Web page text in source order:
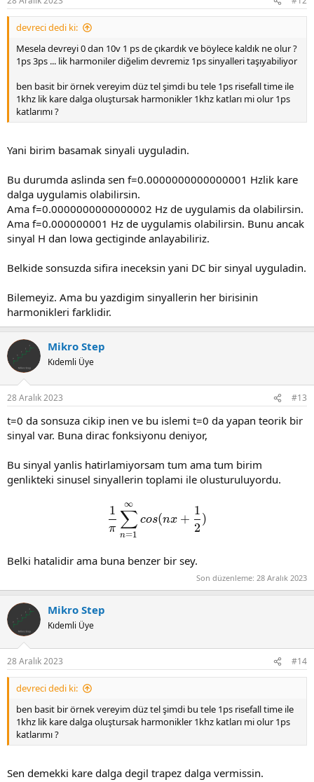
devreci dedi ki:
Mesela devreyi 0 dan 10v 1 ps de çıkardık ve böylece kaldık ne olur ?
1ps 3ps ... lik harmoniler diğelim devremiz 1ps sinyalleri taşıyabiliyor
ben basit bir örnek vereyim düz tel şimdi bu tele 1ps risefall time ile
1khz lik kare dalga oluştursak harmonikler 1khz katları mi olur 1ps
katlarımı ?
Yani birim basamak sinyali uyguladin.
Bu durumda aslinda sen f=0.0000000000000001 Hzlik kare
dalga uygulamis olabilirsin.
Ama f=0.0000000000000002 Hz de uygulamis da olabilirsin.
Ama f=0.000000001 Hz de uygulamis olabilirsin. Bunu ancak
sinyal H dan lowa gectiginde anlayabiliriz.
Belkide sonsuzda sifira ineceksin yani DC bir sinyal uyguladin.
Bilemeyiz. Ama bu yazdigim sinyallerin her birisinin
harmonikleri farklidir.
Mikro Step
Kıdemli Üye
28 Aralık 2023 #13
t=0 da sonsuza cikip inen ve bu islemi t=0 da yapan teorik bir
sinyal var. Buna dirac fonksiyonu deniyor,
Bu sinyal yanlis hatirlamiyorsam tum ama tum birim
genlikteki sinusel sinyallerin toplami ile olusturuluyordu.
π
1
n=1
∑
∞
cos(nx +
2
1
)
Belki hatalidir ama buna benzer bir sey.
Son düzenleme: 28 Aralık 2023
Mikro Step
Kıdemli Üye
28 Aralık 2023 #14
devreci dedi ki:
ben basit bir örnek vereyim düz tel şimdi bu tele 1ps risefall time ile
1khz lik kare dalga oluştursak harmonikler 1khz katları mi olur 1ps
katlarımı ?
Sen demekki kare dalga degil trapez dalga vermissin.